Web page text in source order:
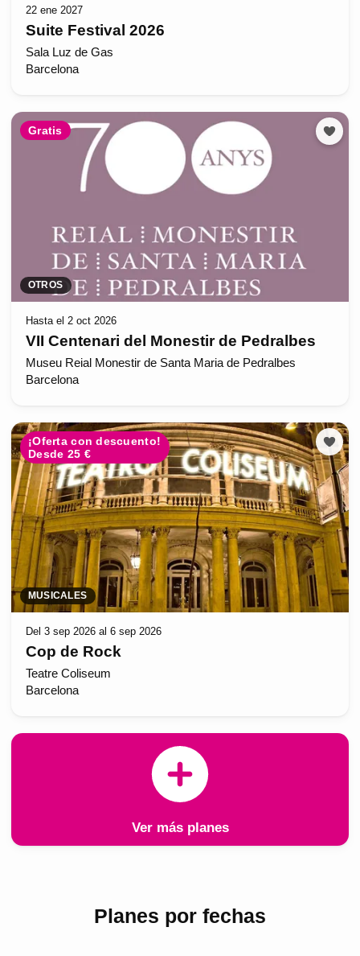
22 ene 2027
Suite Festival 2026
Sala Luz de Gas
Barcelona
Gratis
OTROS
Hasta el 2 oct 2026
VII Centenari del Monestir de Pedralbes
Museu Reial Monestir de Santa Maria de Pedralbes
Barcelona
¡Oferta con descuento!
Desde 25 €
MUSICALES
Del 3 sep 2026 al 6 sep 2026
Cop de Rock
Teatre Coliseum
Barcelona
Ver más planes
Planes por fechas